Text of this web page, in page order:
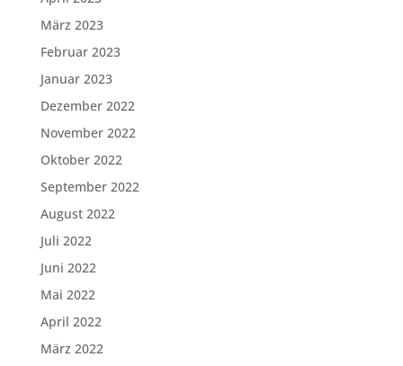
März 2023
Februar 2023
Januar 2023
Dezember 2022
November 2022
Oktober 2022
September 2022
August 2022
Juli 2022
Juni 2022
Mai 2022
April 2022
März 2022